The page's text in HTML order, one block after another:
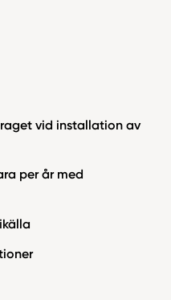
vid installation av
per år med